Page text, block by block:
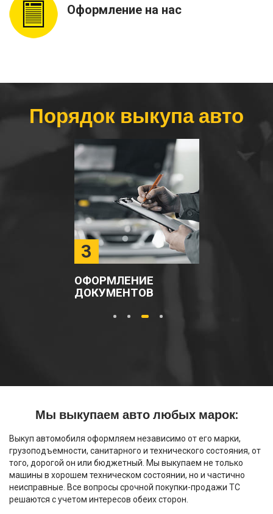
Оформление на нас
Порядок выкупа авто
3
ОФОРМЛЕНИЕ
ДОКУМЕНТОВ
1 2 3 4
Мы выкупаем авто любых марок:
Выкуп автомобиля оформляем независимо от его марки,
грузоподъемности, санитарного и технического состояния, от
того, дорогой он или бюджетный. Мы выкупаем не только
машины в хорошем техническом состоянии, но и частично
неисправные. Все вопросы срочной покупки-продажи ТС
решаются с учетом интересов обеих сторон.